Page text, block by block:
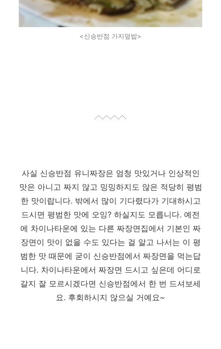
<신승반점 가지덮밥>
사실 신승반점 유니짜장은 엄청 맛있거나 인상적인
맛은 아니고 짜지 않고 밍밍하지도 않은 적당히 평범
한 맛이랍니다. 밖에서 많이 기다렸다가 기대하시고
드시면 평범한 맛에 오잉? 하실지도 모릅니다. 예전
에 차이나타운에 있는 다른 짜장면집에서 기본인 짜
장면이 맛이 없을 수도 있다는 걸 알고 나서는 이 평
범한 맛 때문에 굳이 신승반점에서 짜장면을 먹는답
니다. 차이나타운에서 짜장면 드시고 싶은데 어디로
갈지 잘 모르시겠다면 신승반점에서 한 번 드셔보세
요. 후회하시지 않으실 거예요~